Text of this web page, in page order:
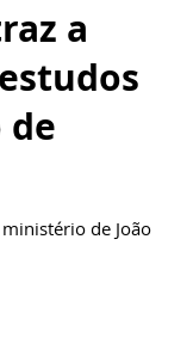
a
de
de João